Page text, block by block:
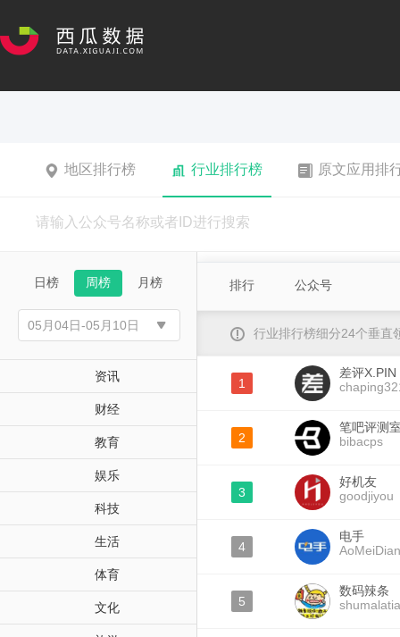
地区排行榜 行业排行榜 原文应用排
日榜 周榜 月榜
资讯
财经
教育
娱乐
科技
生活
体育
文化
排行 公众号
行业排行榜细分24个垂直
1
差评X.PIN
2
笔吧评测
bibacps
3
好机友
goodjiyou
4
电手
5
数码辣条